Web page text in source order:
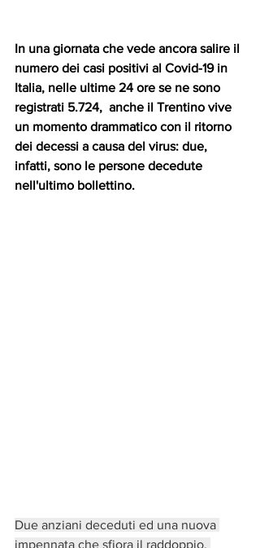
In una giornata che vede ancora salire il
numero dei casi positivi al Covid-19 in
Italia, nelle ultime 24 ore se ne sono
registrati 5.724,  anche il Trentino vive
un momento drammatico con il ritorno
dei decessi a causa del virus: due,
infatti, sono le persone decedute
nell'ultimo bollettino.
Due anziani deceduti ed una nuova
impennata che sfiora il raddoppio,